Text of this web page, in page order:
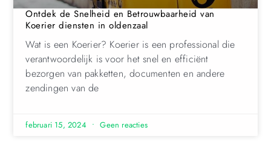
Ontdek de Snelheid en Betrouwbaarheid van
Koerier diensten in oldenzaal
Wat is een Koerier? Koerier is een professional die
verantwoordelijk is voor het snel en efficiënt
bezorgen van pakketten, documenten en andere
zendingen van de
februari 15, 2024 Geen reacties